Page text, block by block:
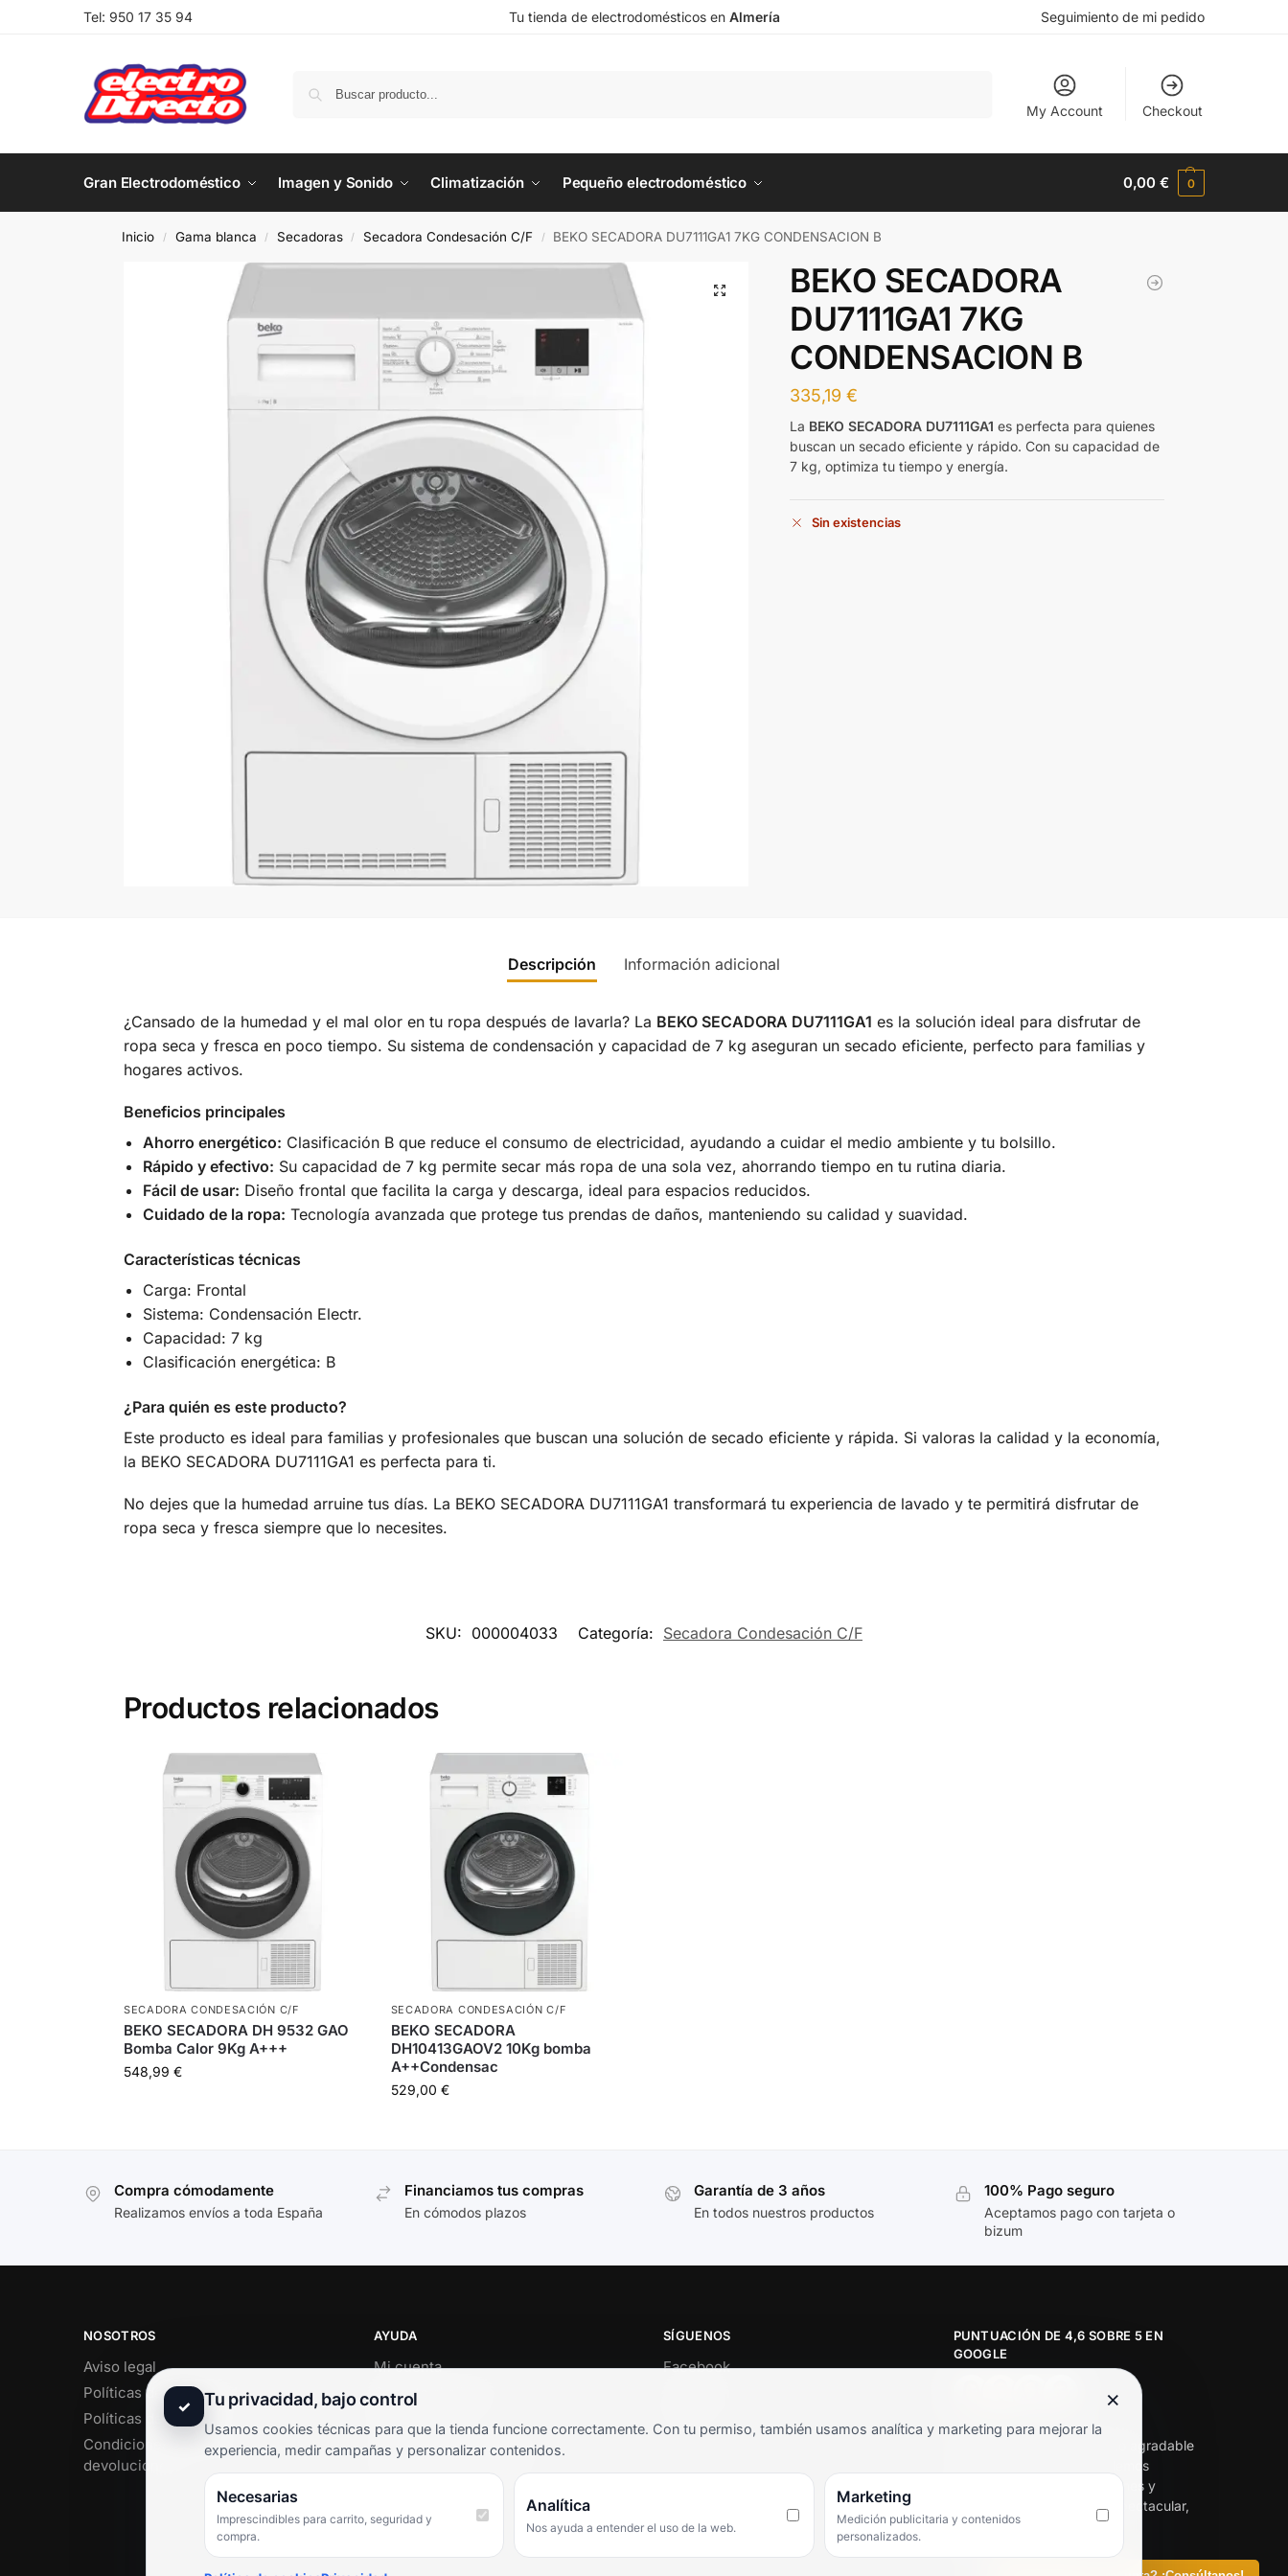
Tel: 950 17 35 94 Tu tienda de electrodomésticos en Almería Seguimiento de mi pedido
My Account Checkout
Gran Electrodoméstico Imagen y Sonido Climatización Pequeño electrodoméstico 0,00€ 0
Inicio / Gama blanca / Secadoras / Secadora Condesación C/F / BEKO SECADORA DU7111GA1 7KG CONDENSACION B
BEKO SECADORA
DU7111GA1 7KG
CONDENSACION B
335,19€
La BEKO SECADORA DU7111GA1 es perfecta para quienes
buscan un secado eficiente y rápido. Con su capacidad de
7 kg, optimiza tu tiempo y energía.
Sin existencias
Descripción Información adicional
¿Cansado de la humedad y el mal olor en tu ropa después de lavarla? La BEKO SECADORA DU7111GA1 es la solución ideal para disfrutar de
ropa seca y fresca en poco tiempo. Su sistema de condensación y capacidad de 7 kg aseguran un secado eficiente, perfecto para familias y
hogares activos.
Beneficios principales
Ahorro energético: Clasificación B que reduce el consumo de electricidad, ayudando a cuidar el medio ambiente y tu bolsillo.
Rápido y efectivo: Su capacidad de 7 kg permite secar más ropa de una sola vez, ahorrando tiempo en tu rutina diaria.
Fácil de usar: Diseño frontal que facilita la carga y descarga, ideal para espacios reducidos.
Cuidado de la ropa: Tecnología avanzada que protege tus prendas de daños, manteniendo su calidad y suavidad.
Características técnicas
Carga: Frontal
Sistema: Condensación Electr.
Capacidad: 7 kg
Clasificación energética: B
¿Para quién es este producto?
Este producto es ideal para familias y profesionales que buscan una solución de secado eficiente y rápida. Si valoras la calidad y la economía,
la BEKO SECADORA DU7111GA1 es perfecta para ti.
No dejes que la humedad arruine tus días. La BEKO SECADORA DU7111GA1 transformará tu experiencia de lavado y te permitirá disfrutar de
ropa seca y fresca siempre que lo necesites.
SKU: 000004033 Categoría: Secadora Condesación C/F
Productos relacionados
SECADORA CONDESACIÓN C/F
BEKO SECADORA DH 9532 GAO
Bomba Calor 9Kg A+++
548,99 €
SECADORA CONDESACIÓN C/F
BEKO SECADORA
DH10413GAOV2 10Kg bomba
A++Condensac
529,00 €
Compra cómodamente
Realizamos envíos a toda España
Financiamos tus compras
En cómodos plazos
Garantía de 3 años
En todos nuestros productos
100% Pago seguro
Aceptamos pago con tarjeta o
bizum
NOSOTROS
Aviso legal
Políticas de privacidad
Políticas de cookies
Condiciones de envío y
devoluciones
AYUDA
Mi cuenta
Soporte al cliente
Términos y condiciones
Preguntas frecuentes
SÍGUENOS
Facebook
PUNTUACIÓN DE 4,6 SOBRE 5 EN
GOOGLE
★★★★★
«Servicio de calidad y trato agradable
con precios excelentes. Hemos
comprado en varias ocasiones y
siempre dan respuesta. Espectacular,
servicio de 10.»
✓ Tu privacidad, bajo control ×
Usamos cookies técnicas para que la tienda funcione correctamente. Con tu permiso, también usamos analítica y marketing para mejorar la
experiencia, medir campañas y personalizar contenidos.
Necesarias
Imprescindibles para carrito, seguridad y
compra.
Analítica
Nos ayuda a entender el uso de la web.
Marketing
Medición publicitaria y contenidos
personalizados.